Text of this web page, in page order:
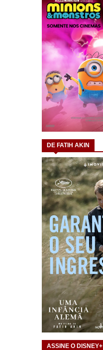
DE FATIH AKIN
ASSINE O DISNEY+